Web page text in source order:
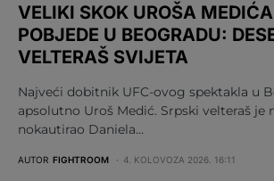
VELIKI SKOK UROŠA
POBJEDE U BEOGRADU:
VELTERAŠ SVIJETA
Najveći dobitnik UFC-ovog spektakla u
apsolutno Uroš Medić. Srpski velteraš je
nokautirao Daniela…
AUTOR FIGHTROOM 4. KOLOVOZA 2026. 16:11